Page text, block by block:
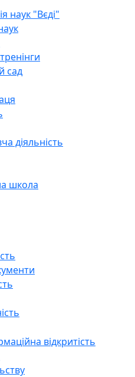
наук "Вєді"
сад
діяльність
школа
відкритість